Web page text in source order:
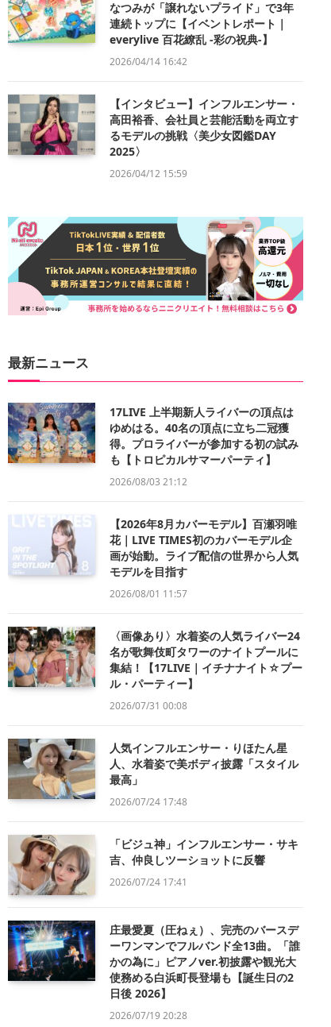
なつみが「譲れないプライド」で3年
連続トップに【イベントレポート｜
everylive 百花繚乱 -彩の祝典-】
2026/04/14 16:42
【インタビュー】インフルエンサー・
高田裕香、会社員と芸能活動を両立す
るモデルの挑戦〈美少女図鑑DAY
2025〉
2026/04/12 15:59
最新ニュース
17LIVE 上半期新人ライバーの頂点は
ゆめはる。40名の頂点に立ち二冠獲
得。プロライバーが参加する初の試み
も【トロピカルサマーパーティ】
2026/08/03 21:12
【2026年8月カバーモデル】百瀬羽唯
花｜LIVE TIMES初のカバーモデル企
画が始動。ライブ配信の世界から人気
モデルを目指す
2026/08/01 11:57
〈画像あり〉水着姿の人気ライバー24
名が歌舞伎町タワーのナイトプールに
集結！【17LIVE｜イチナナイト☆プー
ル・パーティー】
2026/07/31 00:08
人気インフルエンサー・りほたん星
人、水着姿で美ボディ披露「スタイル
最高」
2026/07/24 17:48
「ビジュ神」インフルエンサー・サキ
吉、仲良しツーショットに反響
2026/07/24 17:41
庄最愛夏（圧ねぇ）、完売のバースデ
ーワンマンでフルバンド全13曲。「誰
かの為に」ピアノver.初披露や観光大
使務める白浜町長登場も【誕生日の2
日後 2026】
2026/07/19 20:28